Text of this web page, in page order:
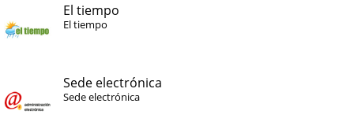
El tiempo
El tiempo
Sede electrónica
Sede electrónica